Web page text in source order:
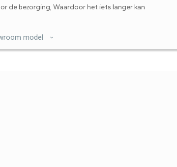
de bezorging, Waardoor het iets langer kan
model